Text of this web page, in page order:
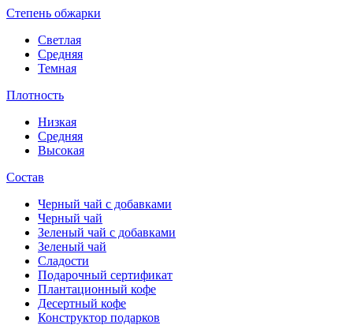
Степень обжарки
Светлая
Средняя
Темная
Плотность
Низкая
Средняя
Высокая
Состав
Черный чай с добавками
Черный чай
Зеленый чай с добавками
Зеленый чай
Сладости
Подарочный сертификат
Плантационный кофе
Десертный кофе
Конструктор подарков